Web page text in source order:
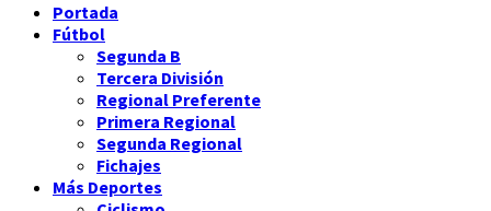
Portada
Fútbol
Segunda B
Tercera División
Regional Preferente
Primera Regional
Segunda Regional
Fichajes
Más Deportes